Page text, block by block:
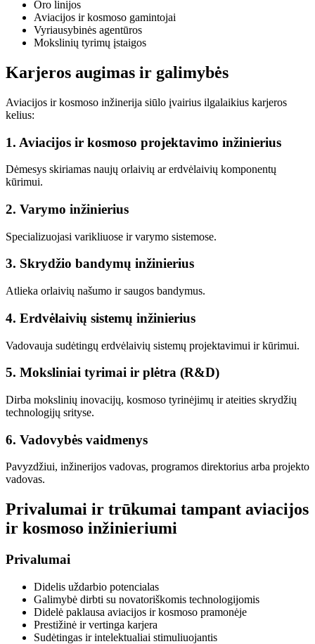
Oro linijos
Aviacijos ir kosmoso gamintojai
Vyriausybinės agentūros
Mokslinių tyrimų įstaigos
Karjeros augimas ir galimybės
Aviacijos ir kosmoso inžinerija siūlo įvairius ilgalaikius karjeros
kelius:
1. Aviacijos ir kosmoso projektavimo inžinierius
Dėmesys skiriamas naujų orlaivių ar erdvėlaivių komponentų
kūrimui.
2. Varymo inžinierius
Specializuojasi varikliuose ir varymo sistemose.
3. Skrydžio bandymų inžinierius
Atlieka orlaivių našumo ir saugos bandymus.
4. Erdvėlaivių sistemų inžinierius
Vadovauja sudėtingų erdvėlaivių sistemų projektavimui ir kūrimui.
5. Moksliniai tyrimai ir plėtra (R&D)
Dirba mokslinių inovacijų, kosmoso tyrinėjimų ir ateities skrydžių
technologijų srityse.
6. Vadovybės vaidmenys
Pavyzdžiui, inžinerijos vadovas, programos direktorius arba projekto
vadovas.
Privalumai ir trūkumai tampant aviacijos
ir kosmoso inžinieriumi
Privalumai
Didelis uždarbio potencialas
Galimybė dirbti su novatoriškomis technologijomis
Didelė paklausa aviacijos ir kosmoso pramonėje
Prestižinė ir vertinga karjera
Sudėtingas ir intelektualiai stimuliuojantis